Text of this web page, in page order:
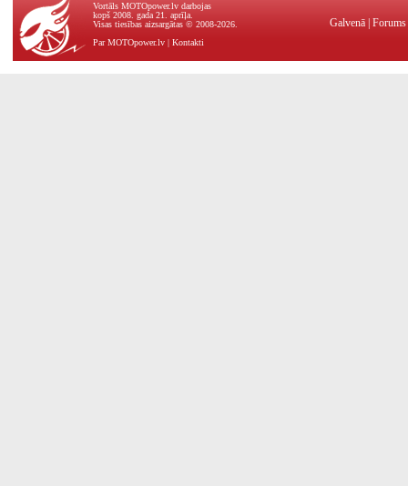
Vortāls MOTOpower.lv darbojas
kopš 2008. gada 21. aprīļa.
Visas tiesības aizsargātas © 2008-2026.
Par MOTOpower.lv | Kontakti
Galvenā Forums